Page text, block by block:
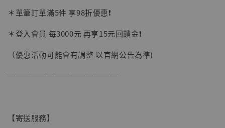
＊單筆訂單滿5件 享98折優惠❗️
＊登入會員 每3000元 再享15元回饋金❗️
（優惠活動可能會有調整 以官網公告為準)
──────────────
【寄送服務】